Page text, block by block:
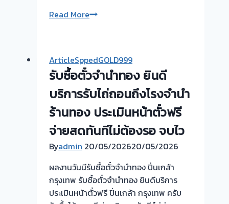
Read Moreรับ
ทอง
|
รับ
ตั่ว
จำนำ
ทอง
นนทบุรี
ให้
ราคา
ArticleSppedGOLD999
รับซื้อตั๋วจำนำทอง ยินดี
บริการรับไถ่ถอนถึงโรงจำนำ
ร้านทอง ประเมินหน้าตั๋วฟรี
จ่ายสดทันทีไม่ต้องรอ จบไว
Byadmin 20/05/202620/05/2026
ผลงานวันนีรับซื้อตั๋วจำนำทอง ปิ่นเกล้า
กรุงเทพ รับซื้อตั๋วจำนำทอง ยินดีบริการ
ประเมินหน้าตั๋วฟรี ปิ่นเกล้า กรุงเทพ ครับ